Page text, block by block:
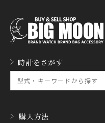
GERALD GENTA
ジェラルド・ジェンタ
GLASHUTTE ORIGINA
L
グラスヒュッテ・オリジ
ナル
時計をさがす
購入方法